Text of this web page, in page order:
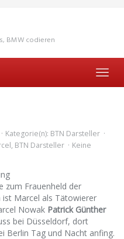
BMW codieren
Kategorie(n): BTN Darsteller
, BTN Darsteller
Keine
zum Frauenheld der
ist Marcel als Tätowierer
Nowak Patrick Günther
bei Düsseldorf, dort
Berlin Tag und Nacht anfing.